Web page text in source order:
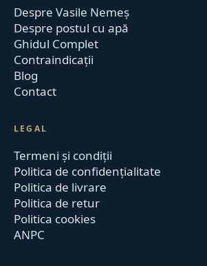
Despre Vasile Nemeș
Despre postul cu apă
Ghidul Complet
Contraindicații
Blog
Contact
LEGAL
Termeni și condiții
Politica de confidențialitate
Politica de livrare
Politica de retur
Politica cookies
ANPC